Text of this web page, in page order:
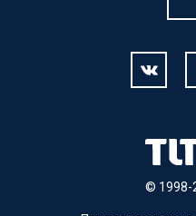
© 1998-